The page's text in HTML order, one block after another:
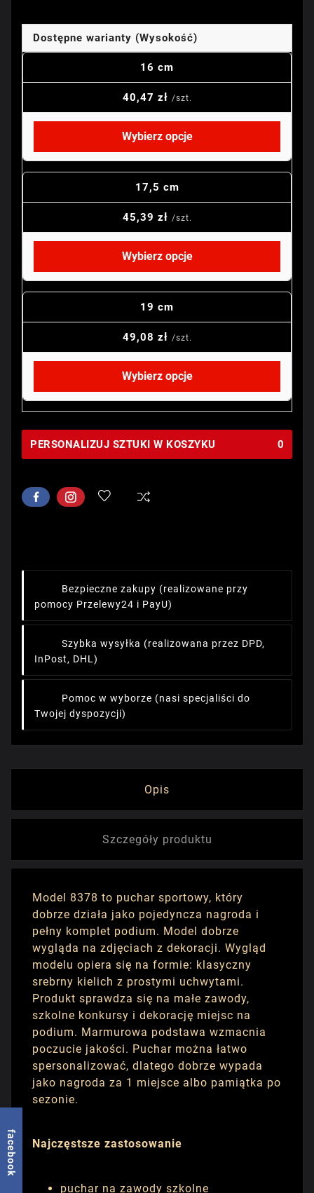
Dostępne warianty (Wysokość)
16 cm
40,47 zł /szt.
Wybierz opcje
17,5 cm
45,39 zł /szt.
Wybierz opcje
19 cm
49,08 zł /szt.
Wybierz opcje
PERSONALIZUJ SZTUKI W KOSZYKU 0
Bezpieczne zakupy (realizowane przy
pomocy Przelewy24 i PayU)
Szybka wysyłka (realizowana przez DPD,
InPost, DHL)
Pomoc w wyborze (nasi specjaliści do
Twojej dyspozycji)
Opis
Szczegóły produktu
Model 8378 to puchar sportowy, który
dobrze działa jako pojedyncza nagroda i
pełny komplet podium. Model dobrze
wygląda na zdjęciach z dekoracji. Wygląd
modelu opiera się na formie: klasyczny
srebrny kielich z prostymi uchwytami.
Produkt sprawdza się na małe zawody,
szkolne konkursy i dekorację miejsc na
podium. Marmurowa podstawa wzmacnia
poczucie jakości. Puchar można łatwo
spersonalizować, dlatego dobrze wypada
jako nagroda za 1 miejsce albo pamiątka po
sezonie.
Najczęstsze zastosowanie
puchar na zawody szkolne
facebook